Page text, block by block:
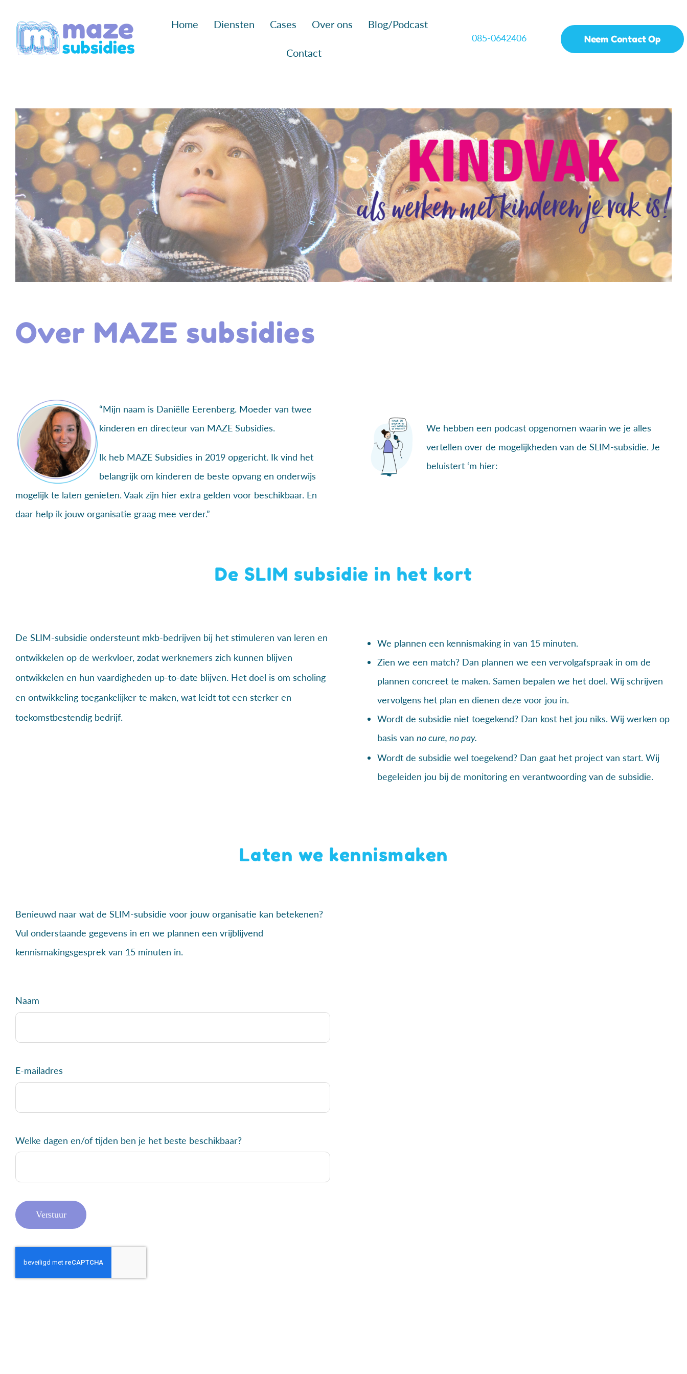
naar
inhoud
Home Diensten Cases Over ons Blog/Podcast
Contact
085-0642406 Neem Contact Op
Over MAZE subsidies
“Mijn naam is Daniëlle Eerenberg. Moeder van twee
kinderen en directeur van MAZE Subsidies.
Ik heb MAZE Subsidies in 2019 opgericht. Ik vind het
belangrijk om kinderen de beste opvang en onderwijs
mogelijk te laten genieten. Vaak zijn hier extra gelden voor beschikbaar. En
daar help ik jouw organisatie graag mee verder.”
We hebben een podcast opgenomen waarin we je alles
vertellen over de mogelijkheden van de SLIM-subsidie. Je
beluistert ‘m hier:
De SLIM subsidie in het kort
De SLIM-subsidie ondersteunt mkb-bedrijven bij het stimuleren van leren en
ontwikkelen op de werkvloer, zodat werknemers zich kunnen blijven
ontwikkelen en hun vaardigheden up-to-date blijven. Het doel is om scholing
en ontwikkeling toegankelijker te maken, wat leidt tot een sterker en
toekomstbestendig bedrijf.
We plannen een kennismaking in van 15 minuten.
Zien we een match? Dan plannen we een vervolgafspraak in om de
plannen concreet te maken. Samen bepalen we het doel. Wij schrijven
vervolgens het plan en dienen deze voor jou in.
Wordt de subsidie niet toegekend? Dan kost het jou niks. Wij werken op
basis van no cure, no pay.
Wordt de subsidie wel toegekend? Dan gaat het project van start. Wij
begeleiden jou bij de monitoring en verantwoording van de subsidie.
Laten we kennismaken
Benieuwd naar wat de SLIM-subsidie voor jouw organisatie kan betekenen?
Vul onderstaande gegevens in en we plannen een vrijblijvend
kennismakingsgesprek van 15 minuten in.
Naam
E-mailadres
Welke dagen en/of tijden ben je het beste beschikbaar?
Verstuur